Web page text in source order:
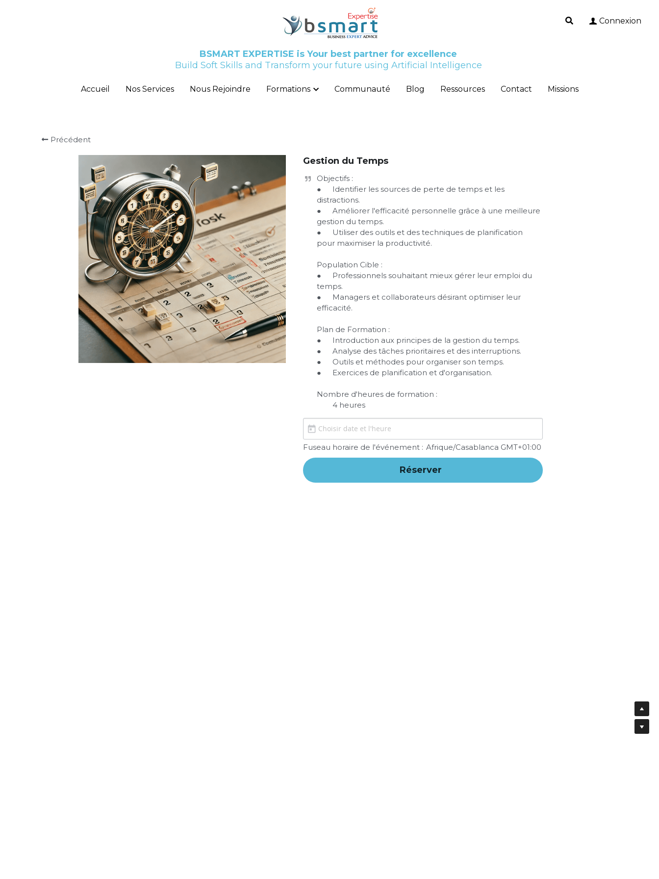
BSMART EXPERTISE is Your best partner for excellence
Build Soft Skills and Transform your future using Artificial Intelligence
Accueil Nos Services Nous Rejoindre Formations Communauté Blog Ressources Contact Missions
Connexion
BSMART EXPERTISE is Your best partner for excellence
Build Soft Skills and Transform your future using Artificial Intelligence
Accueil Nos Services Nous Rejoindre Formations Communauté Blog Ressources Contact Missions
Connexion
Précédent
Gestion du Temps
Objectifs :
●	Identifier les sources de perte de temps et les
distractions.
●	Améliorer l'efficacité personnelle grâce à une meilleure
gestion du temps.
●	Utiliser des outils et des techniques de planification
pour maximiser la productivité.
Population Cible :
●	Professionnels souhaitant mieux gérer leur emploi du
temps.
●	Managers et collaborateurs désirant optimiser leur
efficacité.
Plan de Formation :
●	Introduction aux principes de la gestion du temps.
●	Analyse des tâches prioritaires et des interruptions.
●	Outils et méthodes pour organiser son temps.
●	Exercices de planification et d'organisation.
Nombre d'heures de formation :
        4 heures
Fuseau horaire de l'événement : Afrique/Casablanca GMT+01:00
Réserver